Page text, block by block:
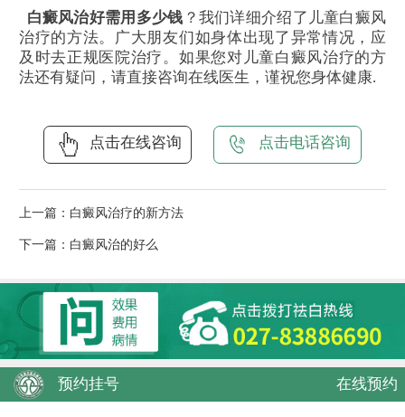
白癜风治好需用多少钱 ？我们详细介绍了儿童白癜风
治疗的方法。广大朋友们如身体出现了异常情况，应
及时去正规医院治疗。如果您对儿童白癜风治疗的方
法还有疑问，请直接咨询在线医生，谨祝您身体健康.
点击在线咨询 点击电话咨询
上一篇： 白癜风治疗的新方法
下一篇： 白癜风治的好么
预约挂号 在线预约